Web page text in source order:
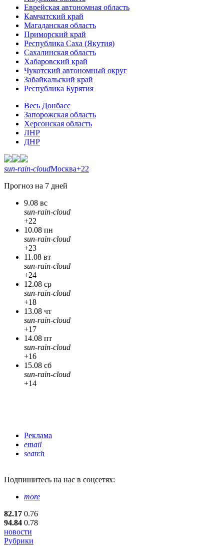
Еврейская автономная область
Камчатский край
Магаданская область
Приморский край
Республика Саха (Якутия)
Сахалинская область
Хабаровский край
Чукотский автономный округ
Забайкальский край
Республика Бурятия
Весь Донбасс
Запорожская область
Херсонская область
ЛНР
ДНР
sun-rain-cloudМосква+22
Прогноз на 7 дней
9.08 вс
sun-rain-cloud
+22
10.08 пн
sun-rain-cloud
+23
11.08 вт
sun-rain-cloud
+24
12.08 ср
sun-rain-cloud
+18
13.08 чт
sun-rain-cloud
+17
14.08 пт
sun-rain-cloud
+16
15.08 сб
sun-rain-cloud
+14
Реклама
email
search
Подпишитесь на нас в соцсетях:
more
82.17 0.76
94.84 0.78
новости
Рубрики